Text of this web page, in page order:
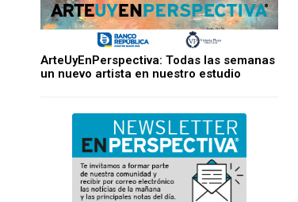
ArteUyEnPerspectiva: Todas las semanas
un nuevo artista en nuestro estudio